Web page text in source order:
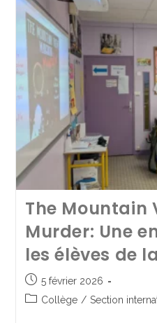
The Mountain
Murder: Une
les élèves de
5 février 2026
Collège / Section
Forum des
Jo’ – Édition
22 avril 2025